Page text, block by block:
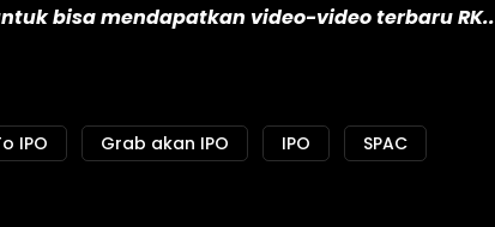
bisa mendapatkan video-video terbaru RK..
IPO Grab akan IPO IPO
SPAC